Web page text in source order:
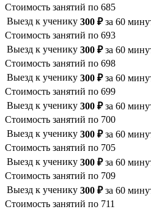
Стоимость занятий по 685
Выезд к ученику 300 ₽ за 60
Стоимость занятий по 693
Выезд к ученику 300 ₽ за 60
Стоимость занятий по 698
Выезд к ученику 300 ₽ за 60
Стоимость занятий по 699
Выезд к ученику 300 ₽ за 60
Стоимость занятий по 700
Выезд к ученику 300 ₽ за 60
Стоимость занятий по 705
Выезд к ученику 300 ₽ за 60
Стоимость занятий по 709
Выезд к ученику 300 ₽ за 60
Стоимость занятий по 711